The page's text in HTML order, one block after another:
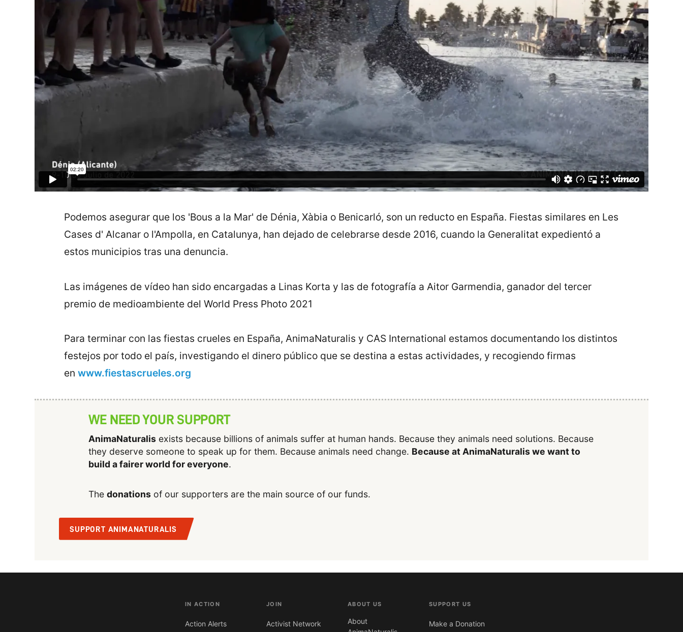
Podemos asegurar que los 'Bous a la Mar' de Dénia, Xàbia o Benicarló, son un reducto en España. Fiestas similares en Les
Cases d' Alcanar o l'Ampolla, en Catalunya, han dejado de celebrarse desde 2016, cuando la Generalitat expedientó a
estos municipios tras una denuncia.
Las imágenes de vídeo han sido encargadas a Linas Korta y las de fotografía a Aitor Garmendia, ganador del tercer
premio de medioambiente del World Press Photo 2021
Para terminar con las fiestas crueles en España, AnimaNaturalis y CAS International estamos documentando los distintos
festejos por todo el país, investigando el dinero público que se destina a estas actividades, y recogiendo firmas
en www.fiestascrueles.org
WE NEED YOUR SUPPORT
AnimaNaturalisexists because billions of animals suffer at human hands. Because they animals need solutions. Because
they deserve someone to speak up for them. Because animals need change. Because at AnimaNaturalis we want to
build a fairer world for everyone.
The donationsof our supporters are the main source of our funds.
SUPPORT ANIMANATURALIS
IN ACTION
Action Alerts
JOIN
Activist Network
ABOUT US
About
SUPPORT US
Make a Donation